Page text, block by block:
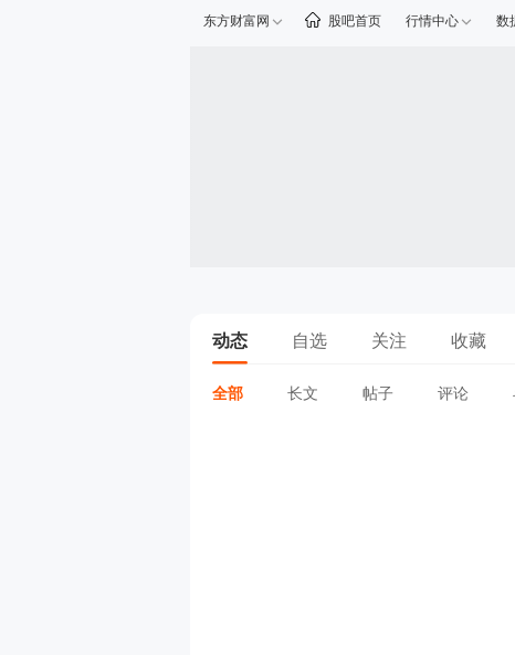
东方财富网 股吧首页 行情中心 数
动态 自选 关注 收藏
全部 长文 帖子 评论